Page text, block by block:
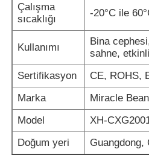
LED örgü ekranı
LED şeffaf film ekranı
Şeffaf LED Ekran
Drone Uçan LED Ekran
Çalışma
sıcaklığı
-20°C ile
Kullanımı
Bina
sahne,
Sertifikasyon
CE, ROHS,
Marka
Miracle Bean
Model
XH-
Doğum yeri
Guangdong,